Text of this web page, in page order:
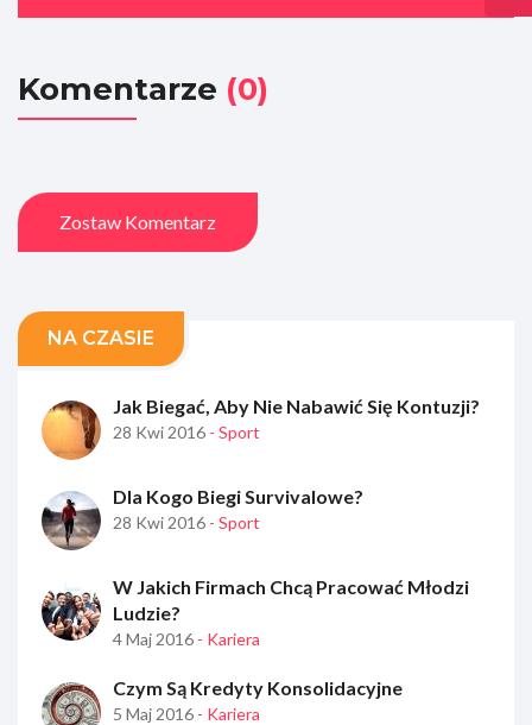
Komentarze (0)
Zostaw Komentarz
NA CZASIE
Jak Biegać, Aby Nie Nabawić Się Kontuzji?
28 Kwi 2016 - Sport
Dla Kogo Biegi Survivalowe?
28 Kwi 2016 - Sport
W Jakich Firmach Chcą Pracować Młodzi
Ludzie?
4 Maj 2016 - Kariera
Czym Są Kredyty Konsolidacyjne
5 Maj 2016 - Kariera